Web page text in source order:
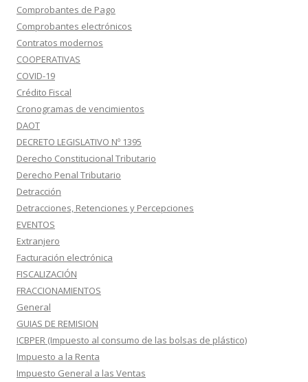
Comprobantes de Pago
Comprobantes electrónicos
Contratos modernos
COOPERATIVAS
COVID-19
Crédito Fiscal
Cronogramas de vencimientos
DAOT
DECRETO LEGISLATIVO Nº 1395
Derecho Constitucional Tributario
Derecho Penal Tributario
Detracción
Detracciones, Retenciones y Percepciones
EVENTOS
Extranjero
Facturación electrónica
FISCALIZACIÓN
FRACCIONAMIENTOS
General
GUIAS DE REMISION
ICBPER (Impuesto al consumo de las bolsas de plástico)
Impuesto a la Renta
Impuesto General a las Ventas